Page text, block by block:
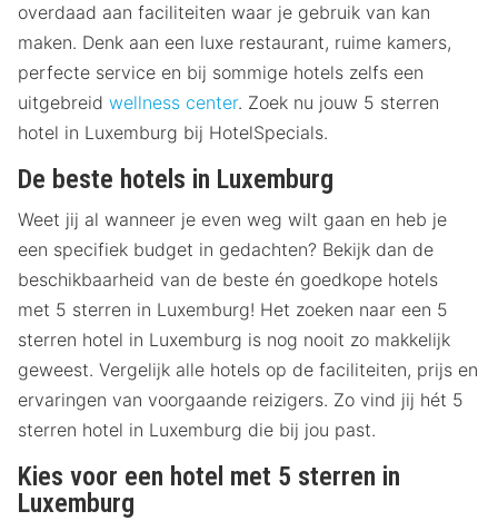
overdaad aan faciliteiten waar je gebruik van kan
maken. Denk aan een luxe restaurant, ruime kamers,
perfecte service en bij sommige hotels zelfs een
uitgebreid wellness center. Zoek nu jouw 5 sterren
hotel in Luxemburg bij HotelSpecials.
De beste hotels in Luxemburg
Weet jij al wanneer je even weg wilt gaan en heb je
een specifiek budget in gedachten? Bekijk dan de
beschikbaarheid van de beste én goedkope hotels
met 5 sterren in Luxemburg! Het zoeken naar een 5
sterren hotel in Luxemburg is nog nooit zo makkelijk
geweest. Vergelijk alle hotels op de faciliteiten, prijs en
ervaringen van voorgaande reizigers. Zo vind jij hét 5
sterren hotel in Luxemburg die bij jou past.
Kies voor een hotel met 5 sterren in
Luxemburg